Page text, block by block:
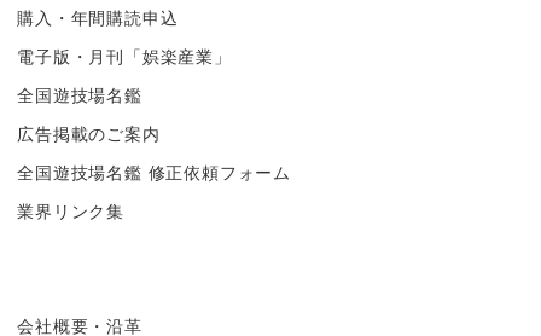
購入・年間購読申込
電子版・月刊「娯楽産業」
全国遊技場名鑑
広告掲載のご案内
全国遊技場名鑑 修正依頼フォーム
業界リンク集
会社概要・沿革